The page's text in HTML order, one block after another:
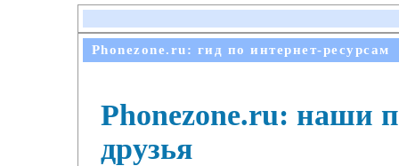
Phonezone.ru: гид по интернет-ресурсам
Phonezone.ru: наши
друзья